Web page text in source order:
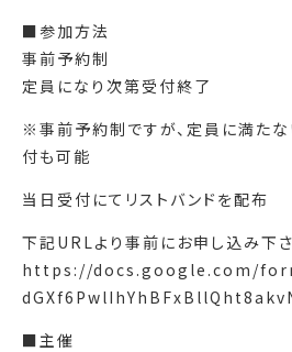
■参加方法
事前予約制
定員になり次第受付終了
※事前予約制ですが、定員に満た
付も可能
当日受付にてリストバンドを配布
下記URLより事前にお申し込み下
https://docs.google.com/
■主催